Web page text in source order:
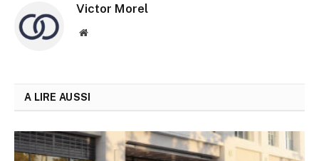
Victor Morel
Site
A LIRE AUSSI